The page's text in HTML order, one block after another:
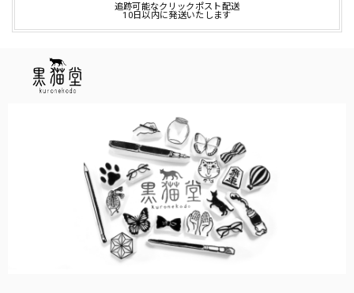
追跡可能なクリックポスト配送
10日以内に発送いたします